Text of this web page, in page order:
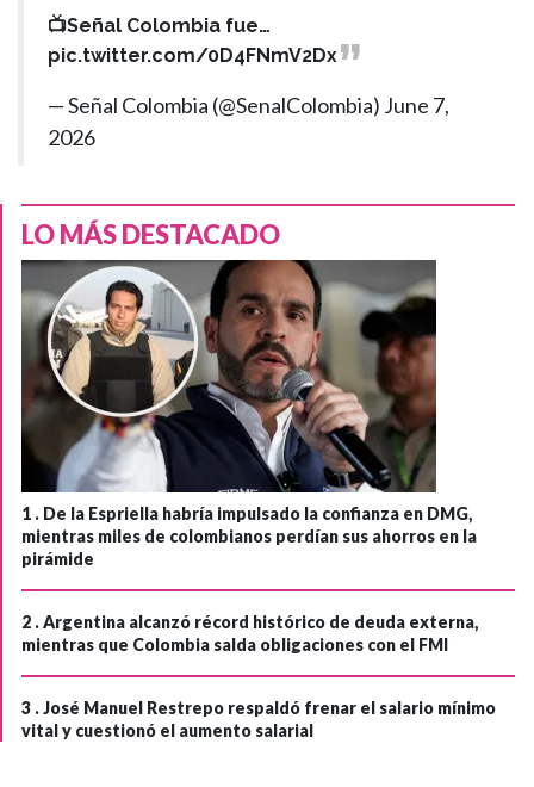
📺Señal Colombia fue…
pic.twitter.com/0D4FNmV2Dx
— Señal Colombia (@SenalColombia) June 7,
2026
LO MÁS DESTACADO
1 . De la Espriella habría impulsado la confianza en DMG,
mientras miles de colombianos perdían sus ahorros en la
pirámide
2 .Argentina alcanzó récord histórico de deuda externa,
mientras que Colombia salda obligaciones con el FMI
3 .José Manuel Restrepo respaldó frenar el salario mínimo
vital y cuestionó el aumento salarial